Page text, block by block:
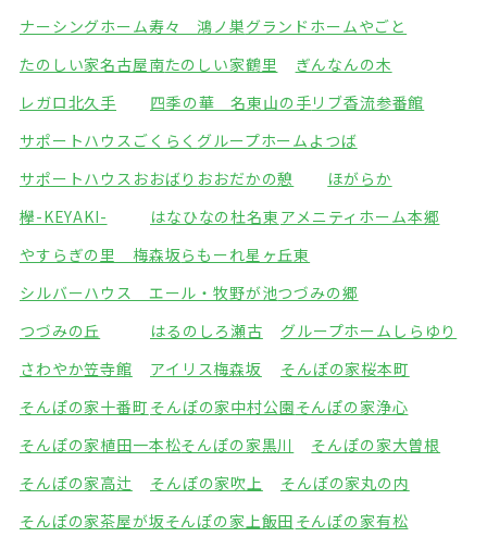
ナーシングホーム寿々 鴻ノ巣グランドホームやごと
たのしい家名古屋南たのしい家鶴里
ぎんなんの木
レガロ北久手
四季の華 名東山の手リブ香流参番館
サポートハウスごくらく グループホームよつば
サポートハウスおおばり おおだかの憩
ほがらか
欅-KEYAKI-
はなひなの杜名東 アメニティホーム本郷
やすらぎの里 梅森坂らもーれ星ヶ丘東
シルバーハウス エール・牧野が池つづみの郷
つづみの丘
はるのしろ瀬古
グループホームしらゆり
さわやか笠寺館
アイリス梅森坂
そんぽの家桜本町
そんぽの家十番町 そんぽの家中村公園そんぽの家浄心
そんぽの家植田一本松そんぽの家黒川
そんぽの家大曽根
そんぽの家高辻
そんぽの家吹上
そんぽの家丸の内
そんぽの家茶屋が坂そんぽの家上飯田 そんぽの家有松